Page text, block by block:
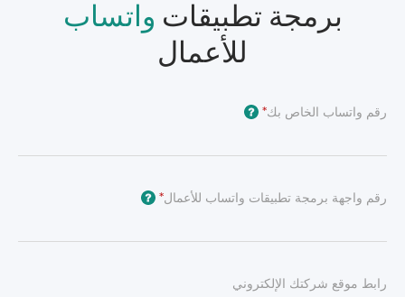
برمجة تطبيقات واتساب
للأعمال
رقم واتساب الخاص بك*
?
رقم واجهة برمجة تطبيقات واتساب للأعمال*
?
رابط موقع شركتك الإلكتروني